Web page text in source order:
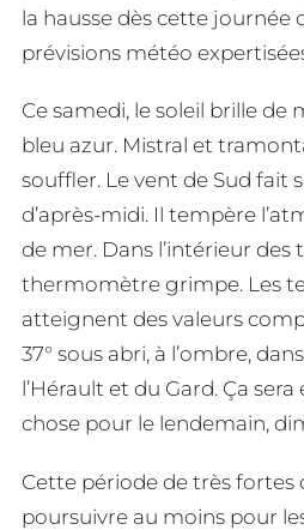
la hausse dès cette journée
prévisions météo
Ce samedi, le soleil brille de
bleu azur. Mistral et
souffler. Le vent de Sud fait
d’après-midi. Il tempère
de mer. Dans l’intérieur des
thermomètre grimpe. Les
atteignent des valeurs
37° sous abri, à l’ombre,
l’Hérault et du Gard. Ça
chose pour le lendemain,
Cette période de très fortes
poursuivre au moins pour